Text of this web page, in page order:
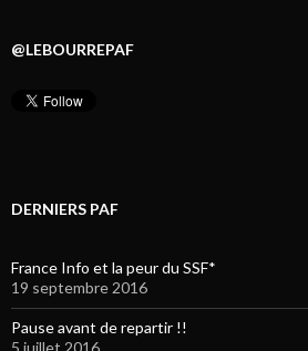
@LEBOURREPAF
DERNIERS PAF
France Info et la peur du SSF*
19 septembre 2016
Pause avant de repartir !!